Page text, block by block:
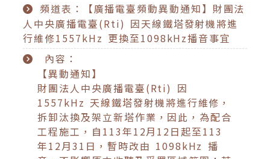
頻道表：【廣播電臺頻動異動通知】財團法
人中央廣播電臺(Rti) 因天線鐵塔發射機將進
行維修1557kHz 更換至1098kHz播音事宜
內容：
【異動通知】
財團法人中央廣播電臺(Rti) 因
1557kHz 天線鐵塔發射機將進行維修，
拆卸汰換及架立新塔作業，因此，為配合
工程施工，自113年12月12日起至113
年12月31日，暫時改由 1098kHz 播